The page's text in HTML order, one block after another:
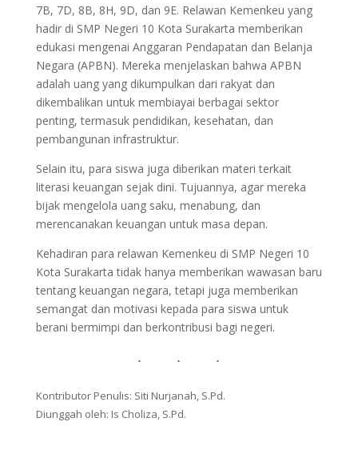
7B, 7D, 8B, 8H, 9D, dan 9E. Relawan Kemenkeu yang
hadir di SMP Negeri 10 Kota Surakarta memberikan
edukasi mengenai Anggaran Pendapatan dan Belanja
Negara (APBN). Mereka menjelaskan bahwa APBN
adalah uang yang dikumpulkan dari rakyat dan
dikembalikan untuk membiayai berbagai sektor
penting, termasuk pendidikan, kesehatan, dan
pembangunan infrastruktur.
Selain itu, para siswa juga diberikan materi terkait
literasi keuangan sejak dini. Tujuannya, agar mereka
bijak mengelola uang saku, menabung, dan
merencanakan keuangan untuk masa depan.
Kehadiran para relawan Kemenkeu di SMP Negeri 10
Kota Surakarta tidak hanya memberikan wawasan baru
tentang keuangan negara, tetapi juga memberikan
semangat dan motivasi kepada para siswa untuk
berani bermimpi dan berkontribusi bagi negeri.
Kontributor Penulis: Siti Nurjanah, S.Pd.
Diunggah oleh: Is Choliza, S.Pd.